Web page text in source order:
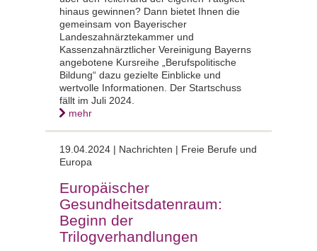
hinaus gewinnen? Dann bietet Ihnen die
gemeinsam von Bayerischer
Landeszahnärztekammer und
Kassenzahnärztlicher Vereinigung Bayerns
angebotene Kursreihe „Berufspolitische
Bildung“ dazu gezielte Einblicke und
wertvolle Informationen. Der Startschuss
fällt im Juli 2024.
mehr
19.04.2024 | Nachrichten | Freie Berufe und
Europa
Europäischer
Gesundheitsdatenraum:
Beginn der
Trilogverhandlungen